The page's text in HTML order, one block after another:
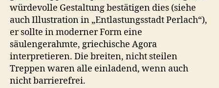
würdevolle Gestaltung bestätigen dies (siehe
auch Illustration in „Entlastungsstadt Perlach“),
er sollte in moderner Form eine
säulengerahmte, griechische Agora
interpretieren. Die breiten, nicht steilen
Treppen waren alle einladend, wenn auch
nicht barrierefrei.